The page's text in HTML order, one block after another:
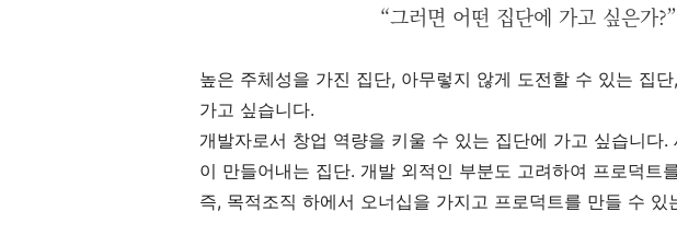
“그러면 어떤 집단에 가고 싶은가?”
높은 주체성을 가진 집단, 아무렇지 않게 도전할 수 있는 집
가고 싶습니다.
개발자로서 창업 역량을 키울 수 있는 집단에 가고 싶습니다.
이 만들어내는 집단. 개발 외적인 부분도 고려하여 프로덕트
즉, 목적조직 하에서 오너십을 가지고 프로덕트를 만들 수 있